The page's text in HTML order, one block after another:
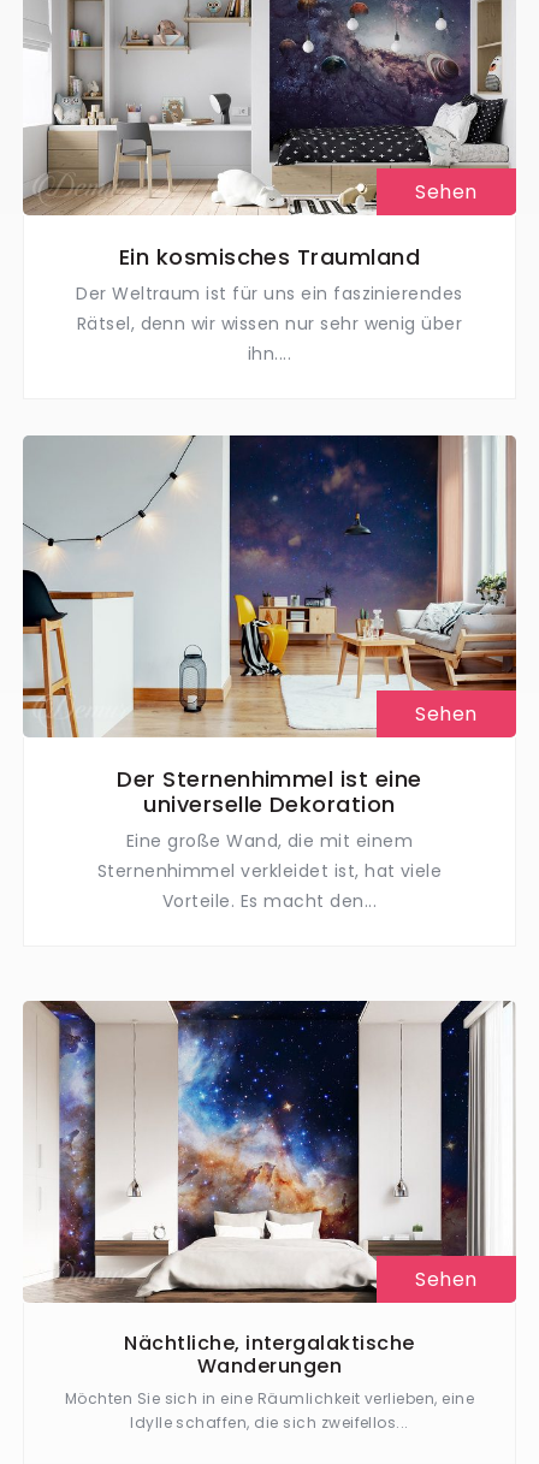
Sehen
Ein kosmisches Traumland
Der Weltraum ist für uns ein faszinierendes
Rätsel, denn wir wissen nur sehr wenig über
ihn....
Sehen
Der Sternenhimmel ist eine
universelle Dekoration
Eine große Wand, die mit einem
Sternenhimmel verkleidet ist, hat viele
Vorteile. Es macht den...
Sehen
Nächtliche, intergalaktische
Wanderungen
Möchten Sie sich in eine Räumlichkeit verlieben, eine
Idylle schaffen, die sich zweifellos...